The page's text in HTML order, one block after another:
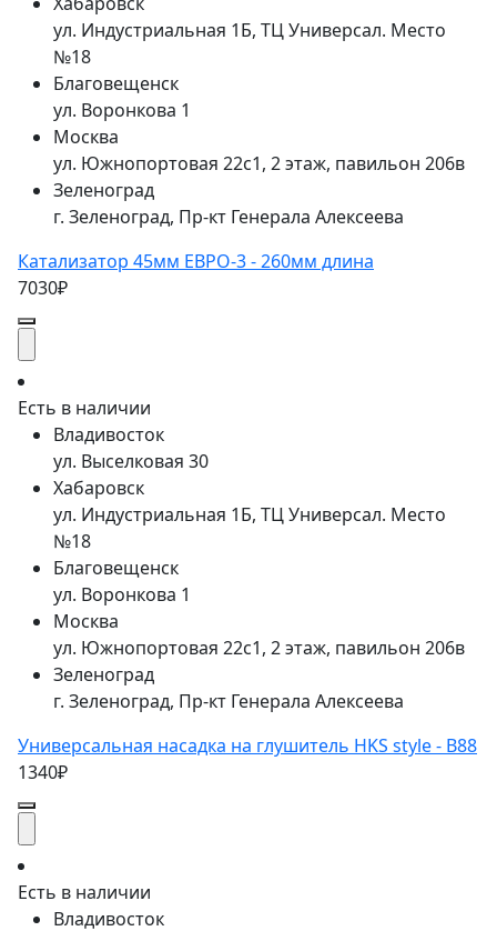
ул. Индустриальная 1Б, ТЦ Универсал. Место
№18
Благовещенск
ул. Воронкова 1
Москва
ул. Южнопортовая 22с1, 2 этаж, павильон 206в
Зеленоград
г. Зеленоград, Пр-кт Генерала Алексеева
Катализатор 45мм ЕВРО-3 - 260мм длина
7030₽
Есть в наличии
Владивосток
ул. Выселковая 30
Хабаровск
ул. Индустриальная 1Б, ТЦ Универсал. Место
№18
Благовещенск
ул. Воронкова 1
Москва
ул. Южнопортовая 22с1, 2 этаж, павильон 206в
Зеленоград
г. Зеленоград, Пр-кт Генерала Алексеева
Универсальная насадка на глушитель HKS style - B88
1340₽
Есть в наличии
Владивосток